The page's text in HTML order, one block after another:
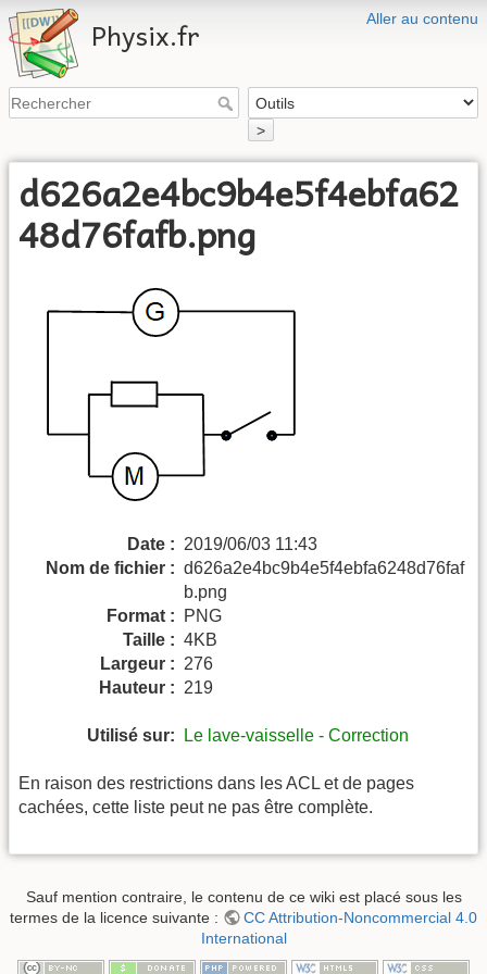
Aller au contenu
Physix.fr
>
d626a2e4bc9b4e5f4ebfa62
48d76fafb.png
Date : 2019/06/03 11:43
Nom de fichier : d626a2e4bc9b4e5f4ebfa6248d76faf
b.png
Format :
PNG
Taille : 4KB
Largeur : 276
Hauteur : 219
Utilisé sur: Le lave-vaisselle - Correction
En raison des restrictions dans les ACL et de pages
cachées, cette liste peut ne pas être complète.
Sauf mention contraire, le contenu de ce wiki est placé sous les
termes de la licence suivante :
CC Attribution-Noncommercial 4.0
International